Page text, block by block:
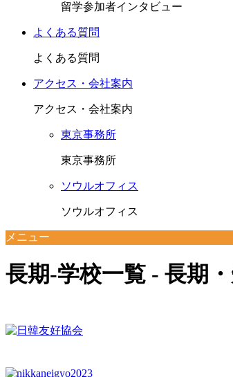
留学参加者インタビュー
よくある質問
よくある質問
アクセス・会社案内
アクセス・会社案内
東京事務所
東京事務所
ソウルオフィス
ソウルオフィス
メニュー
長期-学校一覧 - 長期